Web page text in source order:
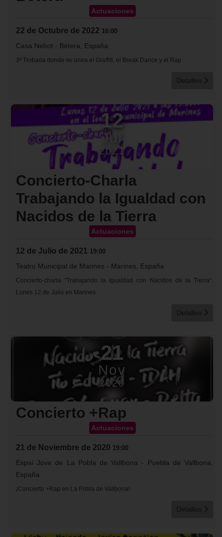
Actuaciones
22 de Octubre de 2022 16:00
Casa Nebot - Bétera, España
3ª Trobada donde se unira el Graffiti, el Break Dance y el Rap
Detalles
12
Jul
2021
Concierto-Charla
Trabajando la Igualdad con
Nacidos de la Tierra
Actuaciones
12 de Julio de 2021 19:00
Teatro Municipal de Marines - Marines, España
Concierto-charla "Trabajando la Igualdad con Nacidos de la Tierra".
Lunes 12 de Julio en Marines
Detalles
21
Nov
2020
Concierto +Rap
Actuaciones
21 de Noviembre de 2020 19:00
Espai Jove de La Pobla de Vallbona - Puebla de Vallbona,
España
¡Concierto +Rap en La Pobla de Vallbona!
Detalles